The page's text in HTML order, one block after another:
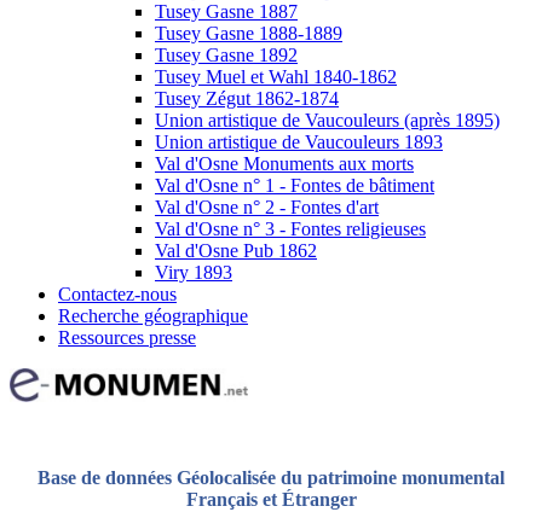
Tusey Gasne 1887
Tusey Gasne 1888-1889
Tusey Gasne 1892
Tusey Muel et Wahl 1840-1862
Tusey Zégut 1862-1874
Union artistique de Vaucouleurs (après 1895)
Union artistique de Vaucouleurs 1893
Val d'Osne Monuments aux morts
Val d'Osne n° 1 - Fontes de bâtiment
Val d'Osne n° 2 - Fontes d'art
Val d'Osne n° 3 - Fontes religieuses
Val d'Osne Pub 1862
Viry 1893
Contactez-nous
Recherche géographique
Ressources presse
Base de données Géolocalisée du patrimoine monumental
Français et Étranger